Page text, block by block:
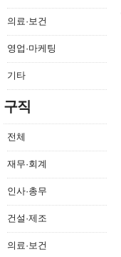
의료·보건
영업·마케팅
기타
구직
전체
재무·회계
인사·총무
건설·제조
의료·보건